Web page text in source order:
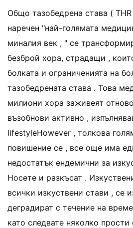
Общо тазобедрена става (
наречен "най-голямата
миналия век , " се
безброй хора, страдащи ,
болката и ограниченията на
тазобедрената става . Това
милиони хора заживеят
възобнови активно ,
lifestyleHowever , толкова
повишение се , все още има
недостатък ендемични за
Носете и разкъсат .
всички изкуствени стави , се
деградират с течение на
като следвате няколко